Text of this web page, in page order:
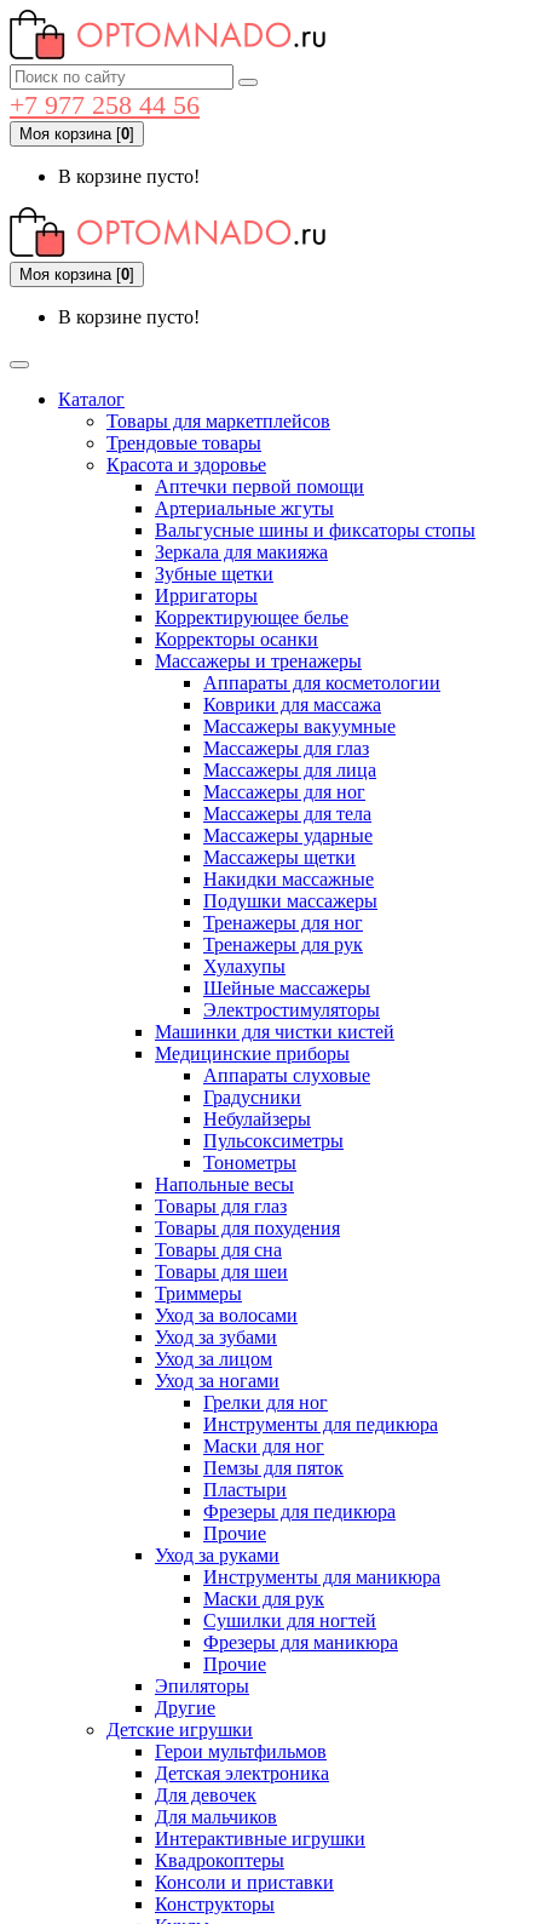
+7 977 258 44 56
Моя корзина[0]
В корзине пусто!
Моя корзина[0]
В корзине пусто!
Каталог
Товары для маркетплейсов
Трендовые товары
Красота и здоровье
Аптечки первой помощи
Артериальные жгуты
Вальгусные шины и фиксаторы стопы
Зеркала для макияжа
Зубные щетки
Ирригаторы
Корректирующее белье
Корректоры осанки
Массажеры и тренажеры
Аппараты для косметологии
Коврики для массажа
Массажеры вакуумные
Массажеры для глаз
Массажеры для лица
Массажеры для ног
Массажеры для тела
Массажеры ударные
Массажеры щетки
Накидки массажные
Подушки массажеры
Тренажеры для ног
Тренажеры для рук
Хулахупы
Шейные массажеры
Электростимуляторы
Машинки для чистки кистей
Медицинские приборы
Аппараты слуховые
Градусники
Небулайзеры
Пульсоксиметры
Тонометры
Напольные весы
Товары для глаз
Товары для похудения
Товары для сна
Товары для шеи
Триммеры
Уход за волосами
Уход за зубами
Уход за лицом
Уход за ногами
Грелки для ног
Инструменты для педикюра
Маски для ног
Пемзы для пяток
Пластыри
Фрезеры для педикюра
Прочие
Уход за руками
Инструменты для маникюра
Маски для рук
Сушилки для ногтей
Фрезеры для маникюра
Прочие
Эпиляторы
Другие
Детские игрушки
Герои мультфильмов
Детская электроника
Для девочек
Для мальчиков
Интерактивные игрушки
Квадрокоптеры
Консоли и приставки
Конструкторы